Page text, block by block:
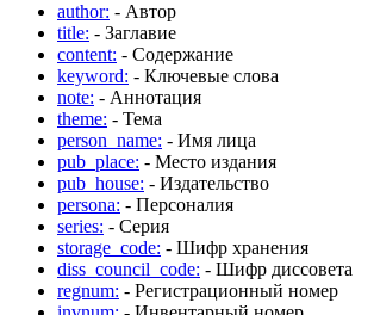
author: - Автор
title: - Заглавие
content: - Содержание
keyword: - Ключевые слова
note: - Аннотация
theme: - Тема
person_name: - Имя лица
pub_place: - Место издания
pub_house: - Издательство
persona: - Персоналия
series: - Серия
storage_code: - Шифр хранения
diss_council_code: - Шифр диссовета
regnum: - Регистрационный номер